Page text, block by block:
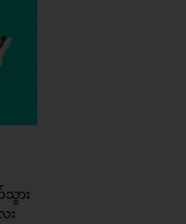
ား
း